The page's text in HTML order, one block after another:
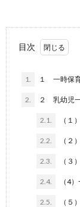
目次
1. １ 一時保
2. ２ 乳幼児
2.1. （１
2.2. （２
2.3. （３
2.4. （4
2.5. （５